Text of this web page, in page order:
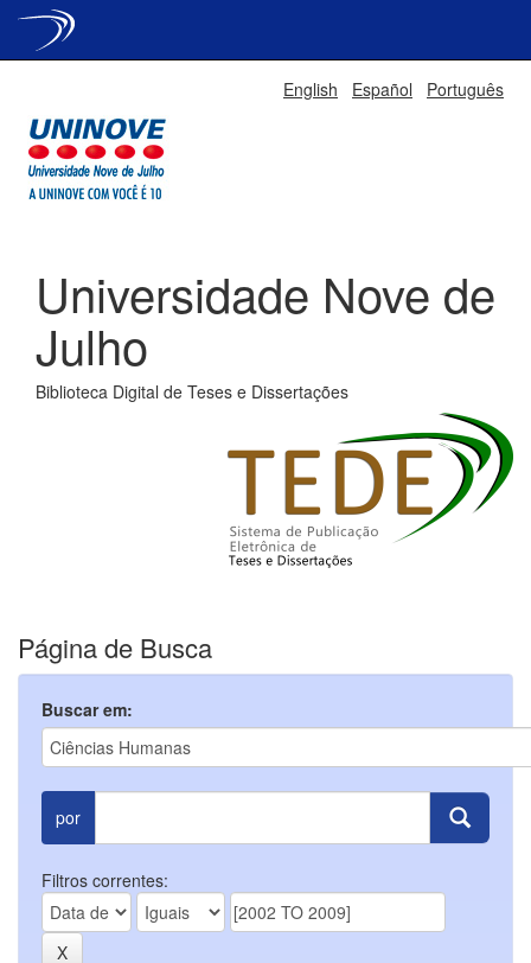
English Español Português
Universidade Nove de
Julho
Biblioteca Digital de Teses e Dissertações
Página de Busca
Buscar em:
por
Filtros correntes: